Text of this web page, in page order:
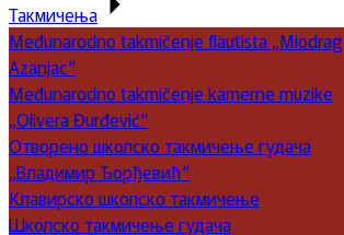
Такмичења
Međunarodno takmičenje flautista „Miodrag
Azanjac“
Međunarodno takmičenje kamerne muzike
„Olivera Đurđević“
Отворено школско такмичење гудача
„Владимир Ђорђевић“
Клавирско школско такмичење
Школско такмичење гудача